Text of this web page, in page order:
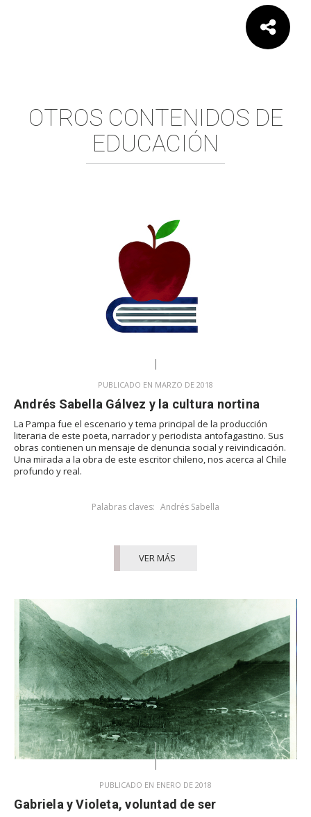
OTROS CONTENIDOS DE
EDUCACIÓN
PUBLICADO EN MARZO DE 2018
Andrés Sabella Gálvez y la cultura nortina
La Pampa fue el escenario y tema principal de la producción
literaria de este poeta, narrador y periodista antofagastino. Sus
obras contienen un mensaje de denuncia social y reivindicación.
Una mirada a la obra de este escritor chileno, nos acerca al Chile
profundo y real.
Palabras claves: Andrés Sabella
VER MÁS
PUBLICADO EN ENERO DE 2018
Gabriela y Violeta, voluntad de ser